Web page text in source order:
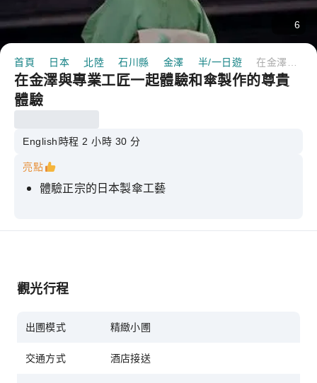
6
首頁 日本 北陸 石川縣 金澤 半/一日遊
在金澤與專業工匠一起體驗和傘製作的尊貴
體驗
English 時程 2 小時 30 分
亮點
體驗正宗的日本製傘工藝
學正宗技法
融入觀光計畫。
觀光行程
出圑模式 精緻小圑
交通方式 酒店接送